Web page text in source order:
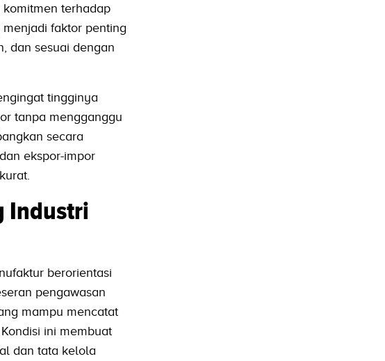
terhadap
faktor penting
dan sesuai dengan
tingginya
tanpa mengganggu
secara
ekspor-impor
Industri
berorientasi
pengawasan
mampu mencatat
ini membuat
dan tata kelola